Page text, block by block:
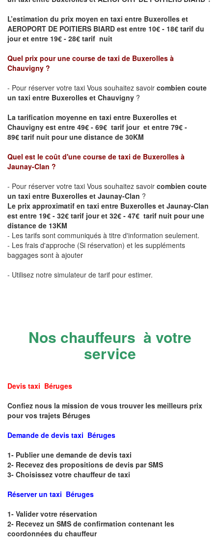
L’estimation du prix moyen en taxi entre Buxerolles et
AEROPORT DE POITIERS BIARD est entre 10€ - 18€ tarif du
jour et entre 19€ - 28€ tarif nuit
Quel prix pour une course de taxi de Buxerolles à
Chauvigny ?
- Pour réserver votre taxi Vous souhaitez savoir combien coute
un taxi entre Buxerolles et Chauvigny ?
La tarification moyenne en taxi entre Buxerolles et
Chauvigny est entre 49€ - 69€ tarif jour et entre 79€ -
89€ tarif nuit pour une distance de 30KM
Quel est le coût d'une course de taxi de Buxerolles à
Jaunay-Clan ?
- Pour réserver votre taxi Vous souhaitez savoir combien coute
un taxi entre Buxerolles et Jaunay-Clan ?
Le prix approximatif en taxi entre Buxerolles et Jaunay-Clan
est entre 19€ - 32€ tarif jour et 32€ - 47€ tarif nuit pour une
distance de 13KM
- Les tarifs sont communiqués à titre d'information seulement.
- Les frais d'approche (Si réservation) et les suppléments
baggages sont à ajouter
- Utilisez notre simulateur de tarif pour estimer.
Nos chauffeurs à votre
service
Devis taxi Béruges
Confiez nous la mission de vous trouver les meilleurs prix
pour vos trajets Béruges
Demande de devis taxi Béruges
1- Publier une demande de devis taxi
2- Recevez des propositions de devis par SMS
3- Choisissez votre chauffeur de taxi
Réserver un taxi Béruges
1- Valider votre réservation
2- Recevez un SMS de confirmation contenant les
coordonnées du chauffeur